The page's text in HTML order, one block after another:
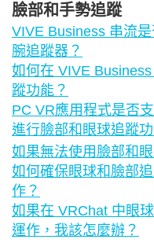
臉部和手勢追蹤
VIVE Business 串流
腕追蹤器？
如何在 VIVE
蹤功能？
PC VR應用程式是否
進行臉部和眼球追蹤功
如果無法使用臉部和
如何確保眼球和臉部
作？
如果在 VRChat 中眼
運作，我該怎麼辦？